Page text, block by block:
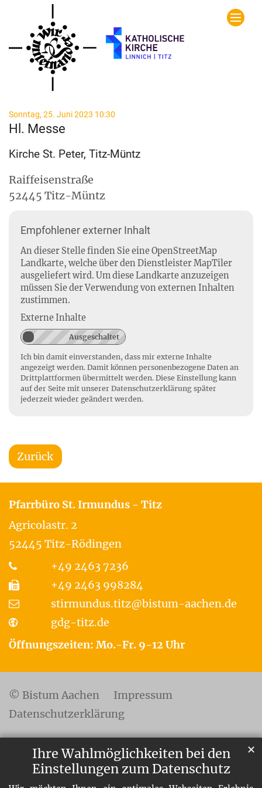
Ihre Wahlmöglichkeiten bei den
Einstellungen zum Datenschutz
✕
Zum Inhalt springen
Sonntag, 25. Juni 2023 10:30
Hl. Messe
Kirche St. Peter, Titz-Müntz
Raiffeisenstraße
52445 Titz-Müntz
Empfohlener externer Inhalt
An dieser Stelle finden Sie eine OpenStreetMap
Landkarte, welche über den Dienstleister MapTiler
ausgeliefert wird. Um diese Landkarte anzuzeigen
müssen Sie der Verwendung von externen Inhalten
zustimmen.
Externe Inhalte
Ich bin damit einverstanden, dass mir externe Inhalte
angezeigt werden. Damit können personenbezogene Daten an
Drittplattformen übermittelt werden. Diese Einstellung kann
auf der Seite mit unserer Datenschutzerklärung später
jederzeit wieder geändert werden.
Zurück
Pfarrbüro St. Irmundus - Titz
Agricolastr. 2
52445 Titz-Rödingen
+49 2463 7236
+49 2463 998284
stirmundus.titz@bistum-aachen.de
gdg-titz.de
Öffnungszeiten: Mo.-Fr. 9-12 Uhr
© Bistum Aachen
Impressum
Datenschutzerklärung